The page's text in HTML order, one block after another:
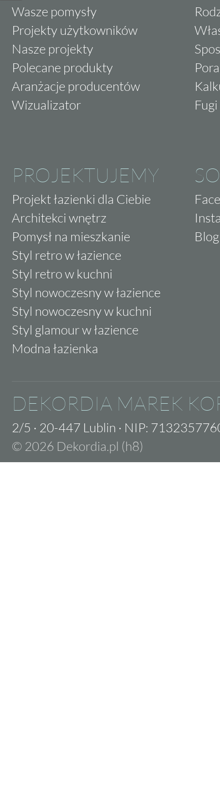
Wasze pomysły
Projekty użytkowników
Nasze projekty
Polecane produkty
Aranżacje producentów
Wizualizator
PROJEKTUJEMY
Projekt łazienki dla Ciebie
Architekci wnętrz
Pomysł na mieszkanie
Styl retro w łazience
Styl retro w kuchni
Styl nowoczesny w łazience
Styl nowoczesny w kuchni
Styl glamour w łazience
Modna łazienka
Blog
DEKORDIA MAREK
2/5 · 20-447 Lublin · NIP:
© 2026 Dekordia.pl (h8)